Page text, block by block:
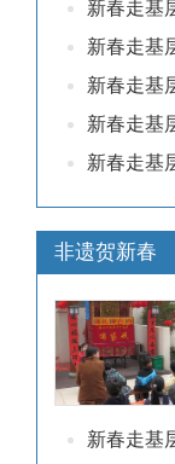
非遗贺新春